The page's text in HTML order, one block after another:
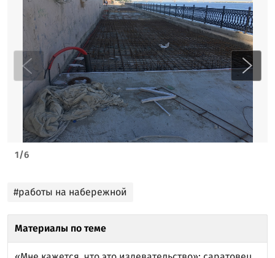
1/6
#работы на набережной
Материалы по теме